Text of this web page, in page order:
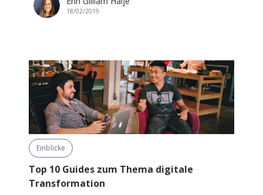
18/02/2019
Einblicke
Top 10 Guides zum Thema digitale
Transformation